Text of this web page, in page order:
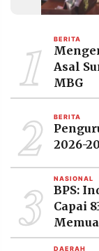
1 BERITA
Asal
MBG
2 BERITA
2026-
3 NASIONAL
BPS:
Capai
DAERAH